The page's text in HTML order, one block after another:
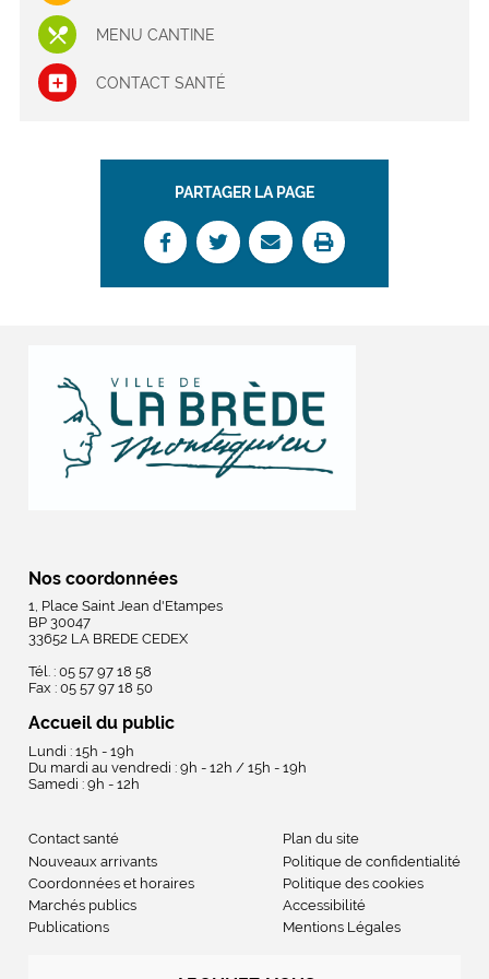
MENU CANTINE
CONTACT SANTÉ
PARTAGER LA PAGE
Nos coordonnées
1, Place Saint Jean d'Etampes
BP 30047
33652 LA BREDE CEDEX
Tél. : 05 57 97 18 58
Fax : 05 57 97 18 50
Accueil du public
Lundi : 15h - 19h
Du mardi au vendredi : 9h - 12h / 15h - 19h
Samedi : 9h - 12h
Contact santé
Nouveaux arrivants
Coordonnées et horaires
Marchés publics
Publications
Plan du site
Politique de confidentialité
Politique des cookies
Accessibilité
Mentions Légales